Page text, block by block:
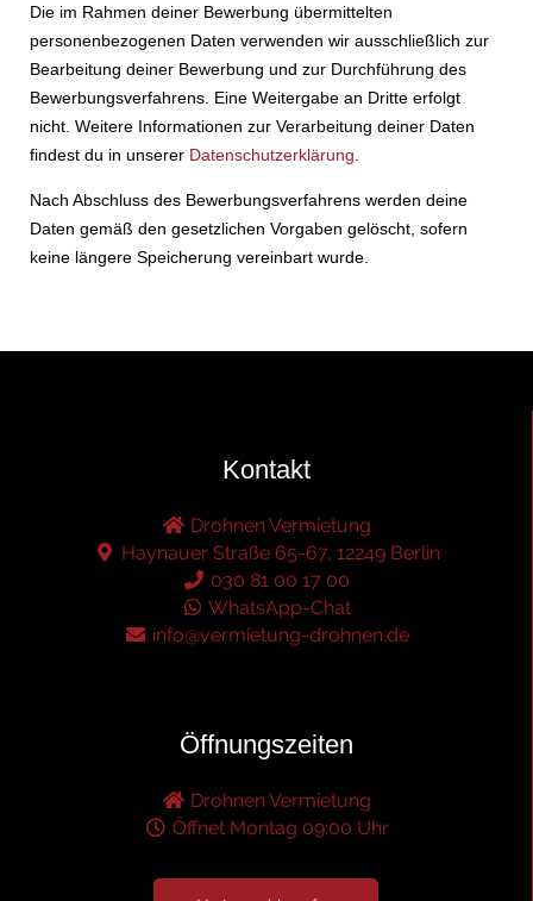
Die im Rahmen deiner Bewerbung übermittelten
personenbezogenen Daten verwenden wir ausschließlich zur
Bearbeitung deiner Bewerbung und zur Durchführung des
Bewerbungsverfahrens. Eine Weitergabe an Dritte erfolgt
nicht. Weitere Informationen zur Verarbeitung deiner Daten
findest du in unserer Datenschutzerklärung
Nach Abschluss des Bewerbungsverfahrens werden deine
Daten gemäß den gesetzlichen Vorgaben gelöscht, sofern
keine längere Speicherung vereinbart wurde.
Kontakt
Drohnen Vermietung
Haynauer Straße 65-67, 12249 Berlin
030 81 00 17 00
WhatsApp-Chat
info@vermietung-drohnen.de
Öffnungszeiten
Drohnen Vermietung
Öffnet Montag 09:00 Uhr